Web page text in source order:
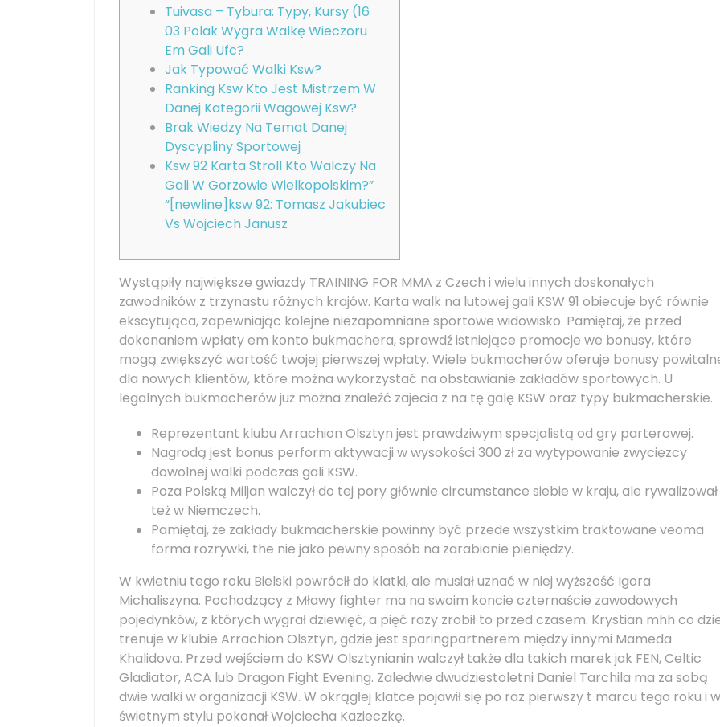
Tuivasa – Tybura: Typy, Kursy (16
03 Polak Wygra Walkę Wieczoru
Em Gali Ufc?
Jak Typować Walki Ksw?
Ranking Ksw Kto Jest Mistrzem W
Danej Kategorii Wagowej Ksw?
Brak Wiedzy Na Temat Danej
Dyscypliny Sportowej
Ksw 92 Karta Stroll Kto Walczy Na
Gali W Gorzowie Wielkopolskim?”
“[newline]ksw 92: Tomasz Jakubiec
Vs Wojciech Janusz
Wystąpiły największe gwiazdy TRAINING FOR MMA z Czech i wielu innych doskonałych
zawodników z trzynastu różnych krajów. Karta walk na lutowej gali KSW 91 obiecuje być równie
ekscytująca, zapewniając kolejne niezapomniane sportowe widowisko. Pamiętaj, że przed
dokonaniem wpłaty em konto bukmachera, sprawdź istniejące promocje we bonusy, które
mogą zwiększyć wartość twojej pierwszej wpłaty. Wiele bukmacherów oferuje bonusy
dla nowych klientów, które można wykorzystać na obstawianie zakładów sportowych. U
legalnych bukmacherów już można znaleźć zajecia z na tę galę KSW oraz typy bukmacherskie.
Reprezentant klubu Arrachion Olsztyn jest prawdziwym specjalistą od gry parterowej.
Nagrodą jest bonus perform aktywacji w wysokości 300 zł za wytypowanie zwycięzcy
dowolnej walki podczas gali KSW.
Poza Polską Miljan walczył do tej pory głównie circumstance siebie w kraju, ale rywalizował
też w Niemczech.
Pamiętaj, że zakłady bukmacherskie powinny być przede wszystkim traktowane veoma
forma rozrywki, the nie jako pewny sposób na zarabianie pieniędzy.
W kwietniu tego roku Bielski powrócił do klatki, ale musiał uznać w niej wyższość Igora
Michaliszyna. Pochodzący z Mławy fighter ma na swoim koncie czternaście zawodowych
pojedynków, z których wygrał dziewięć, a pięć razy zrobił to przed czasem. Krystian mhh co
trenuje w klubie Arrachion Olsztyn, gdzie jest sparingpartnerem między innymi Mameda
Khalidova. Przed wejściem do KSW Olsztynianin walczył także dla takich marek jak FEN, Celtic
Gladiator, ACA lub Dragon Fight Evening. Zaledwie dwudziestoletni Daniel Tarchila ma za sobą
dwie walki w organizacji KSW. W okrągłej klatce pojawił się po raz pierwszy t marcu tego roku i w
świetnym stylu pokonał Wojciecha Kazieczkę.